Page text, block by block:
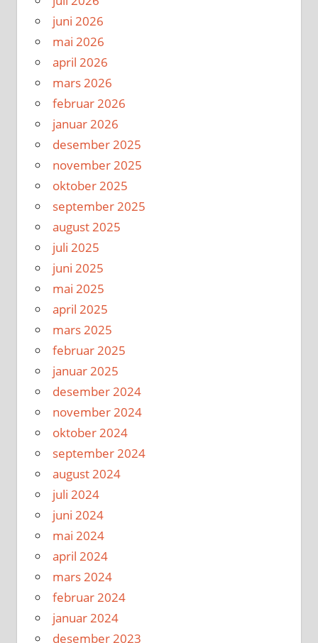
juni 2026
mai 2026
april 2026
mars 2026
februar 2026
januar 2026
desember 2025
november 2025
oktober 2025
september 2025
august 2025
juli 2025
juni 2025
mai 2025
april 2025
mars 2025
februar 2025
januar 2025
desember 2024
november 2024
oktober 2024
september 2024
august 2024
juli 2024
juni 2024
mai 2024
april 2024
mars 2024
februar 2024
januar 2024
desember 2023